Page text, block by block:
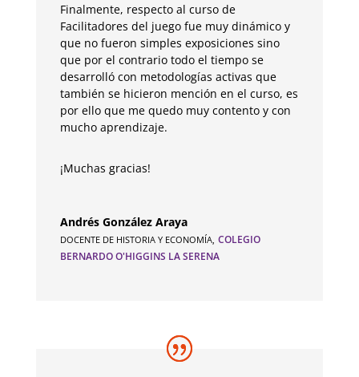
Finalmente, respecto al curso de
Facilitadores del juego fue muy dinámico y
que no fueron simples exposiciones sino
que por el contrario todo el tiempo se
desarrolló con metodologías activas que
también se hicieron mención en el curso, es
por ello que me quedo muy contento y con
mucho aprendizaje.
¡Muchas gracias!
Andrés González Araya
DOCENTE DE HISTORIA Y ECONOMÍA, COLEGIO
BERNARDO O'HIGGINS LA SERENA